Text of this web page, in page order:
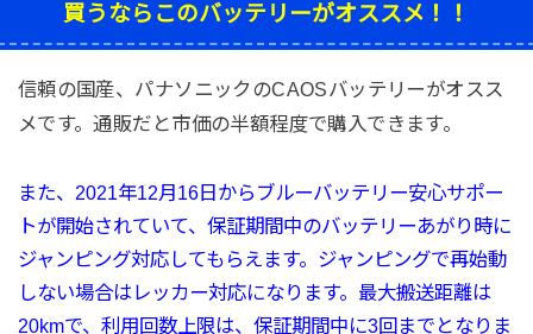
買うならこのバッテリーがオススメ！！
信頼の国産、パナソニックのCAOSバッテリーがオスス
メです。通販だと市価の半額程度で購入できます。
また、2021年12月16日から ブルーバッテリー安心サポー
トが開始されていて、 保証期間中のバッテリーあがり時に
ジャンピング対応してもらえます。ジャンピングで再始動
しない場合はレッカー対応になります。最大搬送距離は
20kmで、利用回数上限は、保証期間中に3回までとなりま